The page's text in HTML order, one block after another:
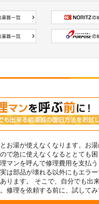
お湯が使えなくなります。お
で急に使えなくなるととても
マンを呼んで修理費用を支払
は部品が壊れる以外にもエラ
ります。 そこで、自分でも出
修理を依頼する前に、試してみ